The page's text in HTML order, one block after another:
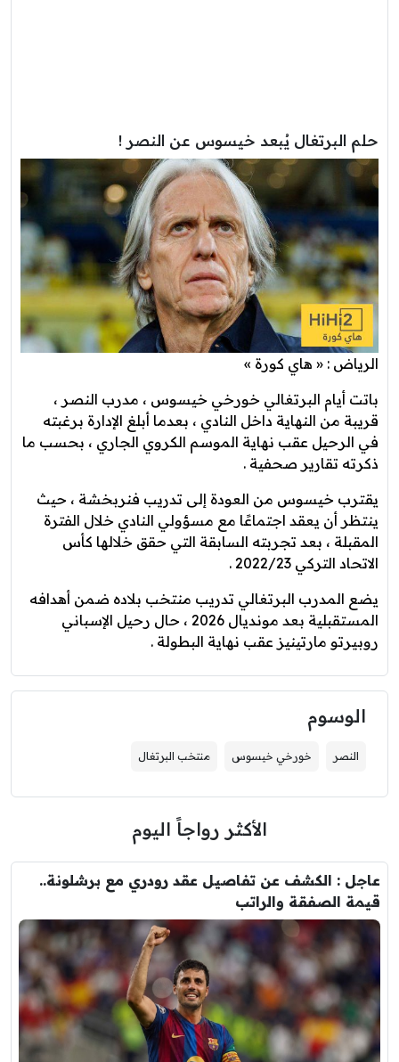
حلم البرتغال يُبعد خيسوس عن النصر !
الرياض : « هاي كورة »
باتت أيام البرتغالي خورخي خيسوس ، مدرب النصر ،
قريبة من النهاية داخل النادي ، بعدما أبلغ الإدارة برغبته
في الرحيل عقب نهاية الموسم الكروي الجاري ، بحسب ما
ذكرته تقارير صحفية .
يقترب خيسوس من العودة إلى تدريب فنربخشة ، حيث
ينتظر أن يعقد اجتماعًا مع مسؤولي النادي خلال الفترة
المقبلة ، بعد تجربته السابقة التي حقق خلالها كأس
الاتحاد التركي 2022/23 .
يضع المدرب البرتغالي تدريب منتخب بلاده ضمن أهدافه
المستقبلية بعد مونديال 2026 ، حال رحيل الإسباني
روبيرتو مارتينيز عقب نهاية البطولة .
الوسوم
النصر خورخي خيسوس منتخب البرتغال
الأكثر رواجاً اليوم
عاجل : الكشف عن تفاصيل عقد رودري مع برشلونة..
قيمة الصفقة والراتب